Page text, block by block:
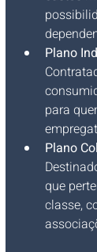
Plano
para
Plano
que
classe,